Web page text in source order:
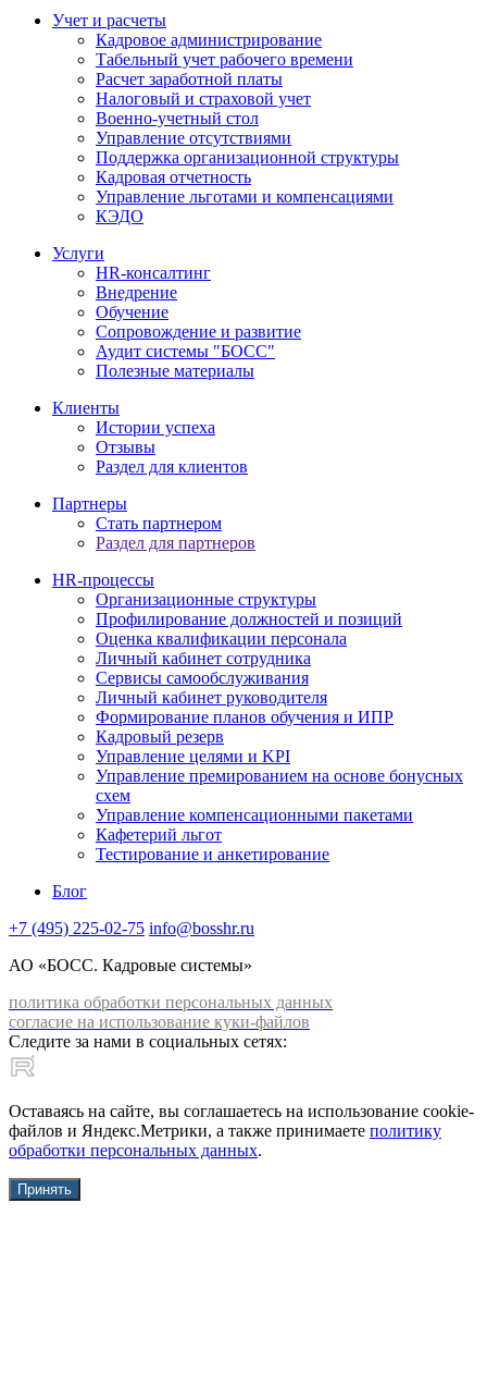
Учет и расчеты
Кадровое администрирование
Табельный учет рабочего времени
Расчет заработной платы
Налоговый и страховой учет
Военно-учетный стол
Управление отсутствиями
Поддержка организационной структуры
Кадровая отчетность
Управление льготами и компенсациями
КЭДО
Услуги
HR-консалтинг
Внедрение
Обучение
Сопровождение и развитие
Аудит системы "БОСС"
Полезные материалы
Клиенты
Истории успеха
Отзывы
Раздел для клиентов
Партнеры
Стать партнером
Раздел для партнеров
HR-процессы
Организационные структуры
Профилирование должностей и позиций
Оценка квалификации персонала
Личный кабинет сотрудника
Сервисы самообслуживания
Личный кабинет руководителя
Формирование планов обучения и ИПР
Кадровый резерв
Управление целями и KPI
Управление премированием на основе бонусных
схем
Управление компенсационными пакетами
Кафетерий льгот
Тестирование и анкетирование
Блог
+7 (495) 225-02-75 info@bosshr.ru
АО «БОСС. Кадровые системы»
политика обработки персональных данных
согласие на использование куки-файлов
Следите за нами в социальных сетях:
Оставаясь на сайте, вы соглашаетесь на использование cookie-
файлов и Яндекс.Метрики, а также принимаете политику
обработки персональных данных.
Принять